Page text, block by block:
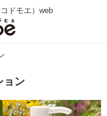
ドモエ）web
ョン